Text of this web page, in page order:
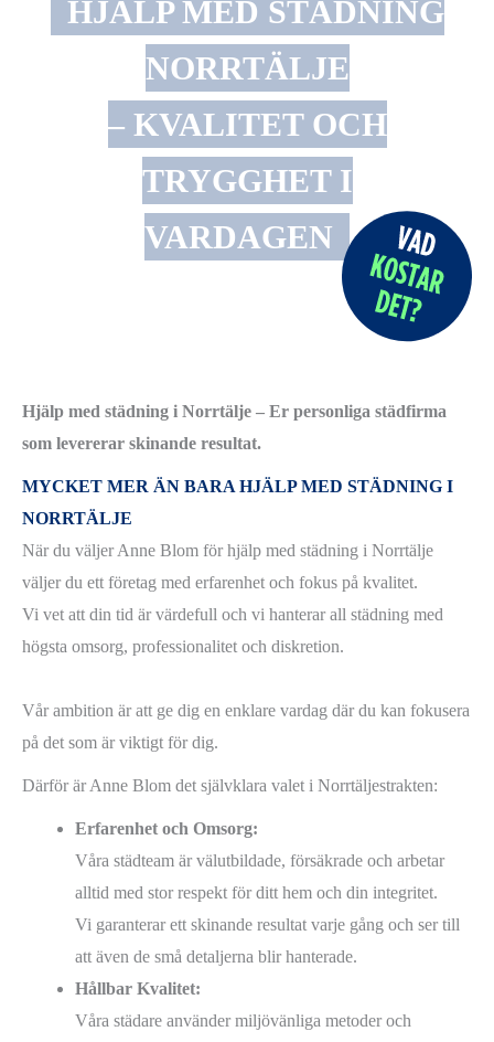
HJÄLP MED STÄDNING
NORRTÄLJE
– KVALITET OCH
TRYGGHET I
VARDAGEN
Hjälp med städning i Norrtälje – Er personliga städfirma
som levererar skinande resultat.
MYCKET MER ÄN BARA HJÄLP MED STÄDNING I
NORRTÄLJE
När du väljer Anne Blom för hjälp med städning i Norrtälje
väljer du ett företag med erfarenhet och fokus på kvalitet.
Vi vet att din tid är värdefull och vi hanterar all städning med
högsta omsorg, professionalitet och diskretion.
Vår ambition är att ge dig en enklare vardag där du kan fokusera
på det som är viktigt för dig.
Därför är Anne Blom det självklara valet i Norrtäljestrakten:
Erfarenhet och Omsorg:
Våra städteam är välutbildade, försäkrade och arbetar
alltid med stor respekt för ditt hem och din integritet.
Vi garanterar ett skinande resultat varje gång och ser till
att även de små detaljerna blir hanterade.
Hållbar Kvalitet:
Våra städare använder miljövänliga metoder och